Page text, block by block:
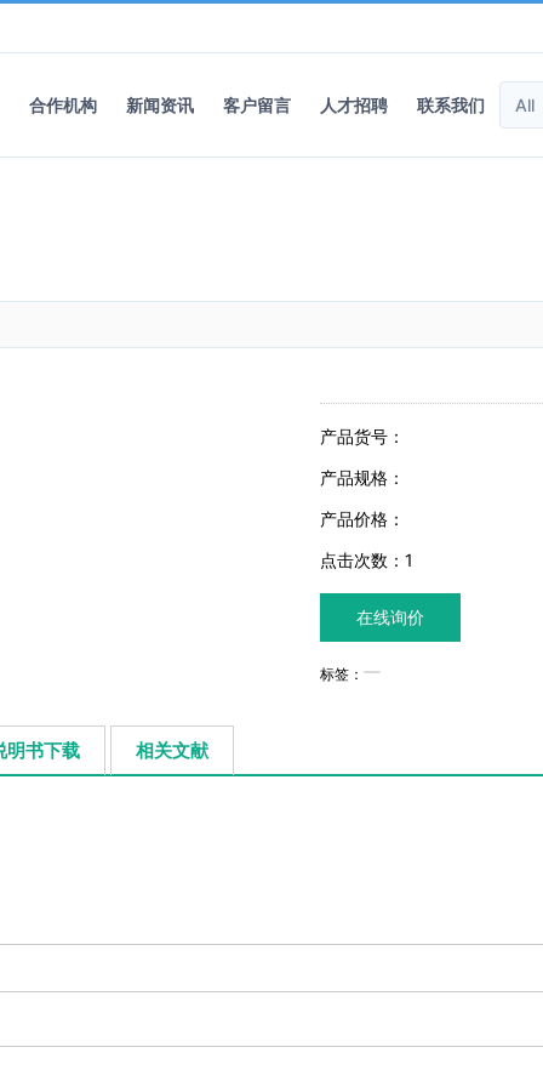
合作机构 新闻资讯 客户留言 人才招聘 联系我们
产品货号：
产品规格：
产品价格：
点击次数： 1
在线询价
标签：
明书下载 相关文献